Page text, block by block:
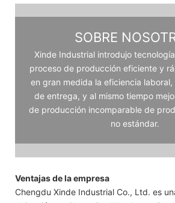
SOBRE
Xinde Industrial introdujo
proceso de producción eficiente y
en gran medida la eficiencia
de entrega, y al mismo tiempo
de producción incomparable de
no estándar.
Ventajas de la empresa
Chengdu Xinde Industrial Co., Ltd. es